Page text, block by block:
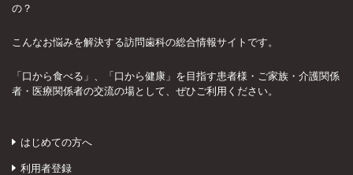
の？
こんなお悩みを解決する訪問歯科の総合情報サイトです。
「口から食べる」、「口から健康」を目指す患者様・ご家族・介護関係
者・医療関係者の交流の場として、ぜひご利用ください。
はじめての方へ
利用者登録